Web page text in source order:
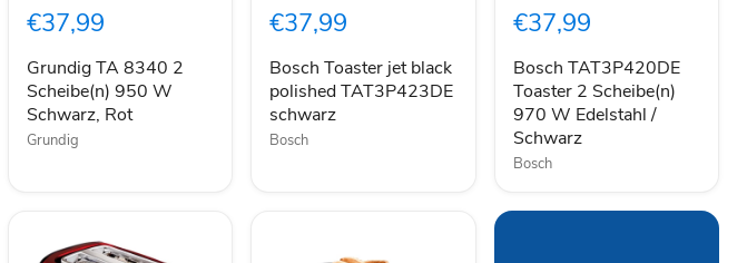
Scheibe(n)
W
Schwarz,
Rot
€37,99
Grundig TA 8340 2
Scheibe(n) 950 W
Schwarz, Rot
Grundig
polished
schwarz
€37,99
Bosch Toaster jet black
polished TAT3P423DE
schwarz
Bosch
Scheibe(n)
W
Edelstahl
/
Schwarz
€37,99
Bosch TAT3P420DE
Toaster 2 Scheibe(n)
970 W Edelstahl /
Schwarz
Bosch